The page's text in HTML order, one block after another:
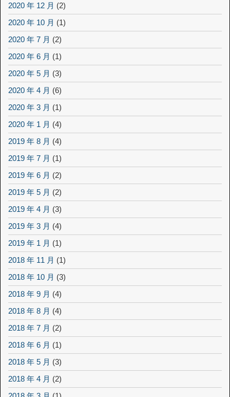
2020 年 12 月 (2)
2020 年 10 月 (1)
2020 年 7 月 (2)
2020 年 6 月 (1)
2020 年 5 月 (3)
2020 年 4 月 (6)
2020 年 3 月 (1)
2020 年 1 月 (4)
2019 年 8 月 (4)
2019 年 7 月 (1)
2019 年 6 月 (2)
2019 年 5 月 (2)
2019 年 4 月 (3)
2019 年 3 月 (4)
2019 年 1 月 (1)
2018 年 11 月 (1)
2018 年 10 月 (3)
2018 年 9 月 (4)
2018 年 8 月 (4)
2018 年 7 月 (2)
2018 年 6 月 (1)
2018 年 5 月 (3)
2018 年 4 月 (2)